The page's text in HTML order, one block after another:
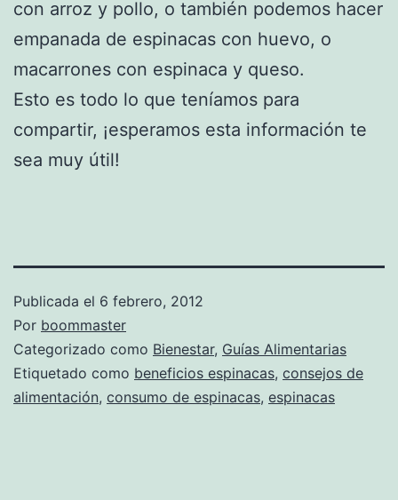
con arroz y pollo, o también podemos hacer
empanada de espinacas con huevo, o
macarrones con espinaca y queso.
Esto es todo lo que teníamos para
compartir, ¡esperamos esta información te
sea muy útil!
Publicada el 6 febrero, 2012
Por boommaster
Categorizado como Bienestar, Guías Alimentarias
Etiquetado como beneficios espinacas, consejos de
alimentación, consumo de espinacas, espinacas